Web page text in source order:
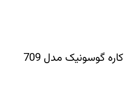
گوسونیک مدل 709